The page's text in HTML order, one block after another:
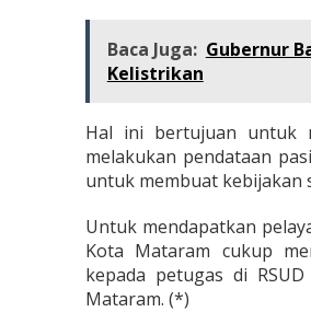
Baca Juga: Gubernur
Kelistrikan
Hal ini bertujuan untuk
melakukan pendataan
untuk membuat kebijakan
Untuk mendapatkan
Kota Mataram cukup
kepada petugas di
Mataram. (*)